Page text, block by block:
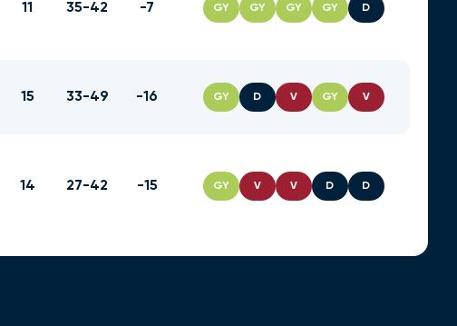
11 35-42 -7 GY GY GY GY D
15 33-49 -16 GY D V GY V
14 27-42 -15 GY V V D D